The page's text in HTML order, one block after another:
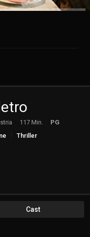
117 Min.
PG
Thriller
Cast